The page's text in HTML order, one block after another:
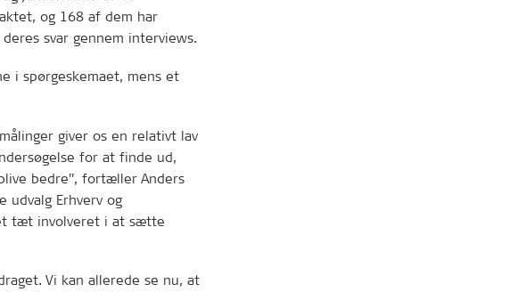
og 168 af dem har
svar gennem interviews.
i spørgeskemaet, mens et
giver os en relativt lav
for at finde ud,
bedre”, fortæller Anders
udvalg Erhverv og
tæt involveret i at sætte
Vi kan allerede se nu, at